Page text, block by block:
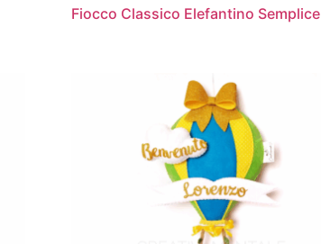
Fiocco Classico Elefantino Semplice